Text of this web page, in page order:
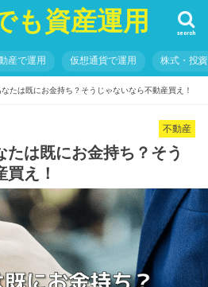
も資産運用 search
産で運用 仮想通貨で運用 株式・投
なたは既にお金持ち？そうじゃないなら不動産買え！
不動産
たは既にお金持ち？そう
買え！